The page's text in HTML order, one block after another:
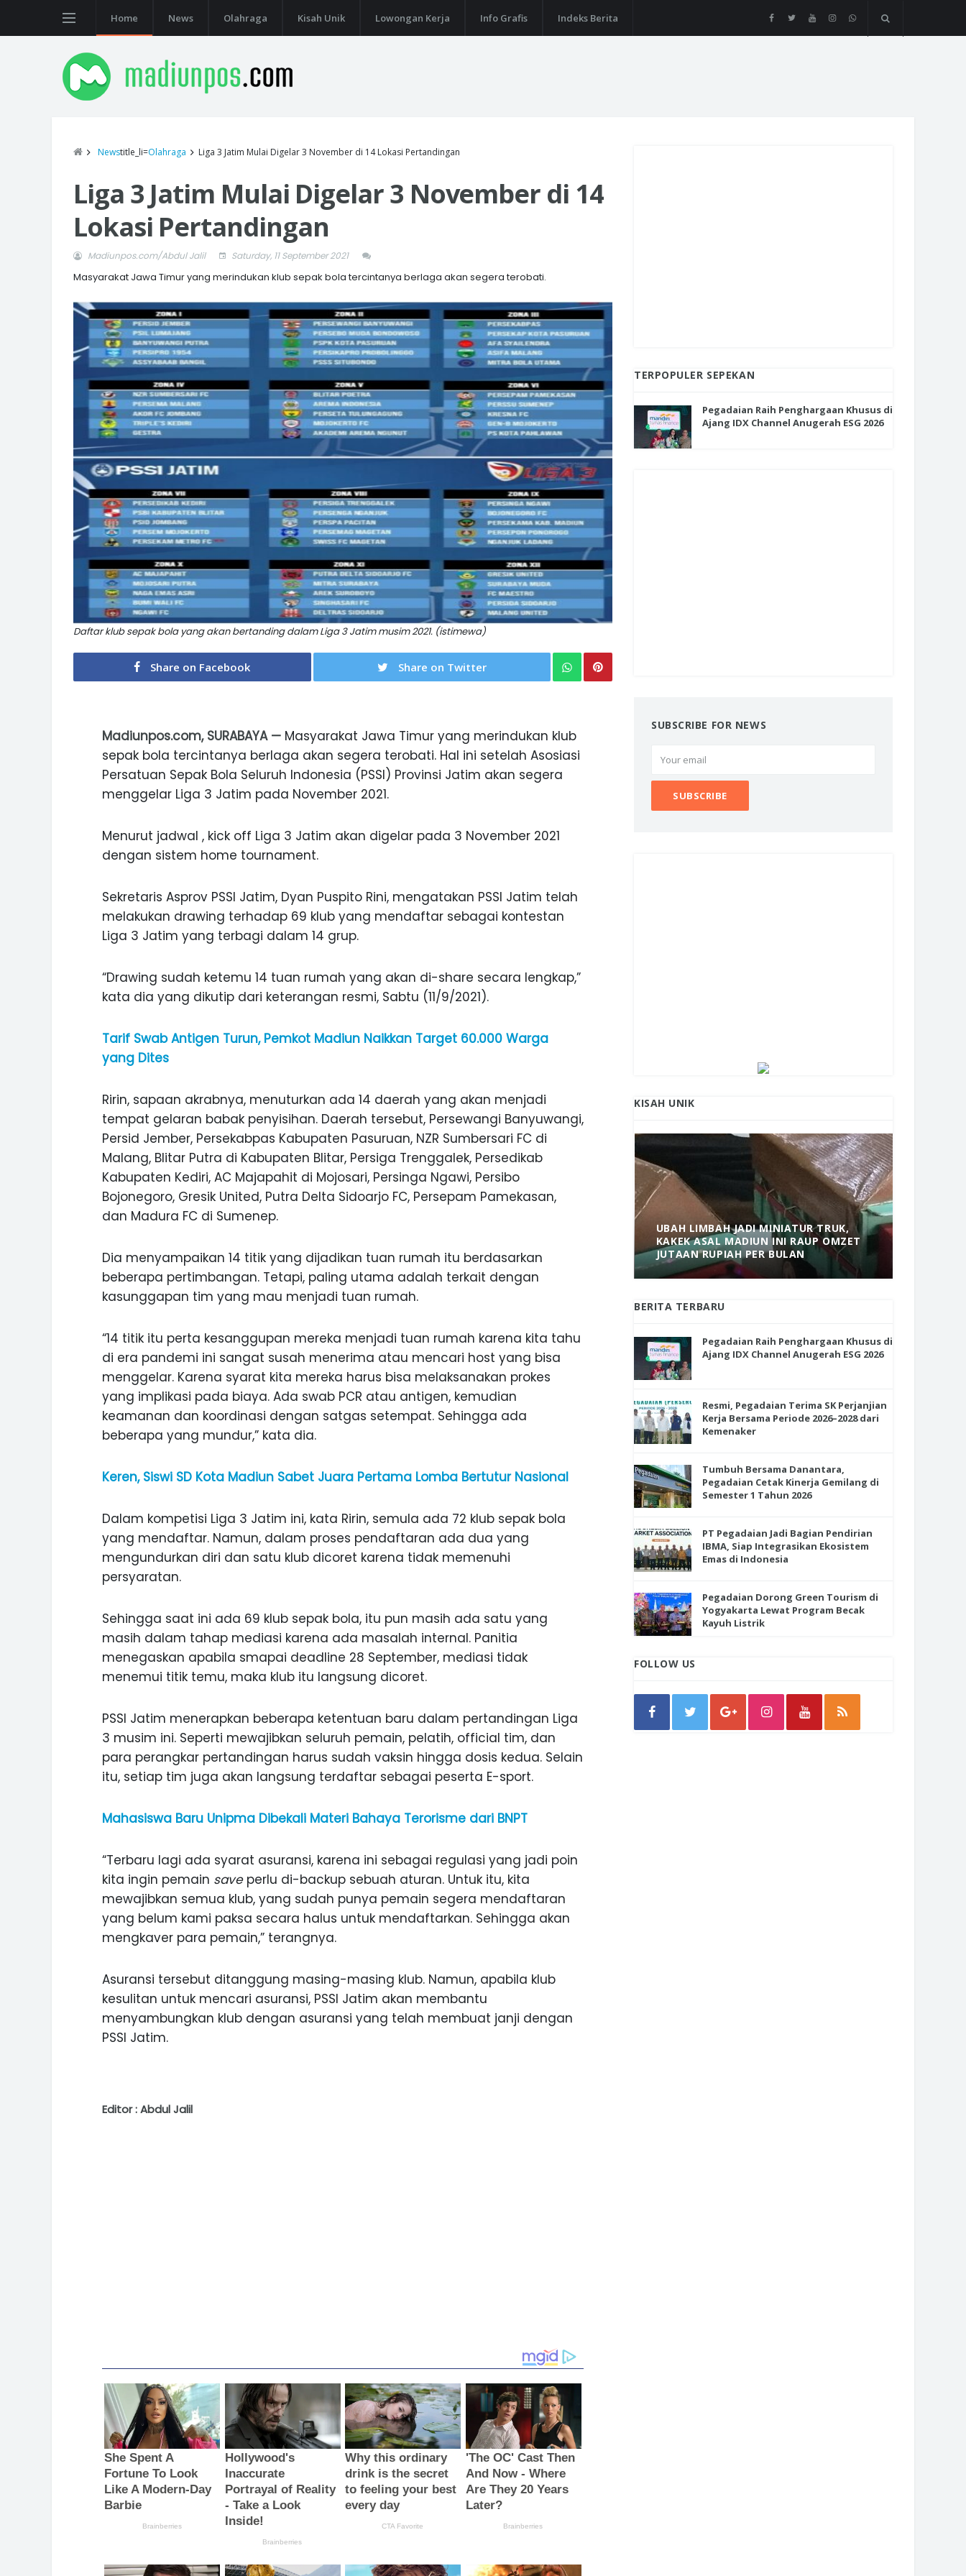
Home News Olahraga Kisah Unik Lowongan Kerja Info Grafis Indeks Berita
Newstitle_li=Olahraga Liga 3 Jatim Mulai Digelar 3 November di 14 Lokasi Pertandingan
Liga 3 Jatim Mulai Digelar 3 November di 14
Lokasi Pertandingan
Madiunpos.com/Abdul Jalil Saturday, 11 September 2021
Masyarakat Jawa Timur yang merindukan klub sepak bola tercintanya berlaga akan segera terobati.
Daftar klub sepak bola yang akan bertanding dalam Liga 3 Jatim musim 2021. (istimewa)
Share on Facebook Share on Twitter
Madiunpos.com, SURABAYA — Masyarakat Jawa Timur yang merindukan klub
sepak bola tercintanya berlaga akan segera terobati. Hal ini setelah Asosiasi
Persatuan Sepak Bola Seluruh Indonesia (PSSI) Provinsi Jatim akan segera
menggelar Liga 3 Jatim pada November 2021.
Menurut jadwal , kick off Liga 3 Jatim akan digelar pada 3 November 2021
dengan sistem home tournament.
Sekretaris Asprov PSSI Jatim, Dyan Puspito Rini, mengatakan PSSI Jatim telah
melakukan drawing terhadap 69 klub yang mendaftar sebagai kontestan
Liga 3 Jatim yang terbagi dalam 14 grup.
“Drawing sudah ketemu 14 tuan rumah yang akan di-share secara lengkap,”
kata dia yang dikutip dari keterangan resmi, Sabtu (11/9/2021).
Tarif Swab Antigen Turun, Pemkot Madiun Naikkan Target 60.000 Warga
yang Dites
Ririn, sapaan akrabnya, menuturkan ada 14 daerah yang akan menjadi
tempat gelaran babak penyisihan. Daerah tersebut, Persewangi Banyuwangi,
Persid Jember, Persekabpas Kabupaten Pasuruan, NZR Sumbersari FC di
Malang, Blitar Putra di Kabupaten Blitar, Persiga Trenggalek, Persedikab
Kabupaten Kediri, AC Majapahit di Mojosari, Persinga Ngawi, Persibo
Bojonegoro, Gresik United, Putra Delta Sidoarjo FC, Persepam Pamekasan,
dan Madura FC di Sumenep.
Dia menyampaikan 14 titik yang dijadikan tuan rumah itu berdasarkan
beberapa pertimbangan. Tetapi, paling utama adalah terkait dengan
kasunggapan tim yang mau menjadi tuan rumah.
“14 titik itu perta kesanggupan mereka menjadi tuan rumah karena kita tahu
di era pandemi ini sangat susah menerima atau mencari host yang bisa
menggelar. Karena syarat kita mereka harus bisa melaksanakan prokes
yang implikasi pada biaya. Ada swab PCR atau antigen, kemudian
keamanan dan koordinasi dengan satgas setempat. Sehingga ada
beberapa yang mundur,” kata dia.
Keren, Siswi SD Kota Madiun Sabet Juara Pertama Lomba Bertutur Nasional
Dalam kompetisi Liga 3 Jatim ini, kata Ririn, semula ada 72 klub sepak bola
yang mendaftar. Namun, dalam proses pendaftaran ada dua yang
mengundurkan diri dan satu klub dicoret karena tidak memenuhi
persyaratan.
Sehingga saat ini ada 69 klub sepak bola, itu pun masih ada satu yang
masih dalam tahap mediasi karena ada masalah internal. Panitia
menegaskan apabila smapai deadline 28 September, mediasi tidak
menemui titik temu, maka klub itu langsung dicoret.
PSSI Jatim menerapkan beberapa ketentuan baru dalam pertandingan Liga
3 musim ini. Seperti mewajibkan seluruh pemain, pelatih, official tim, dan
para perangkar pertandingan harus sudah vaksin hingga dosis kedua. Selain
itu, setiap tim juga akan langsung terdaftar sebagai peserta E-sport.
Mahasiswa Baru Unipma Dibekali Materi Bahaya Terorisme dari BNPT
“Terbaru lagi ada syarat asuransi, karena ini sebagai regulasi yang jadi poin
kita ingin pemain saveperlu di-backup sebuah aturan. Untuk itu, kita
mewajibkan semua klub, yang sudah punya pemain segera mendaftaran
yang belum kami paksa secara halus untuk mendaftarkan. Sehingga akan
mengkaver para pemain,” terangnya.
Asuransi tersebut ditanggung masing-masing klub. Namun, apabila klub
kesulitan untuk mencari asuransi, PSSI Jatim akan membantu
menyambungkan klub dengan asuransi yang telah membuat janji dengan
PSSI Jatim.
Editor : Abdul Jalil
TERPOPULER SEPEKAN
Pegadaian Raih Penghargaan Khusus di
Ajang IDX Channel Anugerah ESG 2026
SUBSCRIBE FOR NEWS
KISAH UNIK
DURIAN SEGULUNG MADIUN
SEJAK 1996
UBAH LIMBAH JADI MINIATUR TRUK,
KAKEK ASAL MADIUN INI RAUP OMZET
JUTAAN RUPIAH PER BULAN
BERITA TERBARU
Pegadaian Raih Penghargaan Khusus di
Ajang IDX Channel Anugerah ESG 2026
Resmi, Pegadaian Terima SK Perjanjian
Kerja Bersama Periode 2026–2028 dari
Kemenaker
Tumbuh Bersama Danantara,
Pegadaian Cetak Kinerja Gemilang di
Semester 1 Tahun 2026
PT Pegadaian Jadi Bagian Pendirian
IBMA, Siap Integrasikan Ekosistem
Emas di Indonesia
Pegadaian Dorong Green Tourism di
Yogyakarta Lewat Program Becak
Kayuh Listrik
FOLLOW US